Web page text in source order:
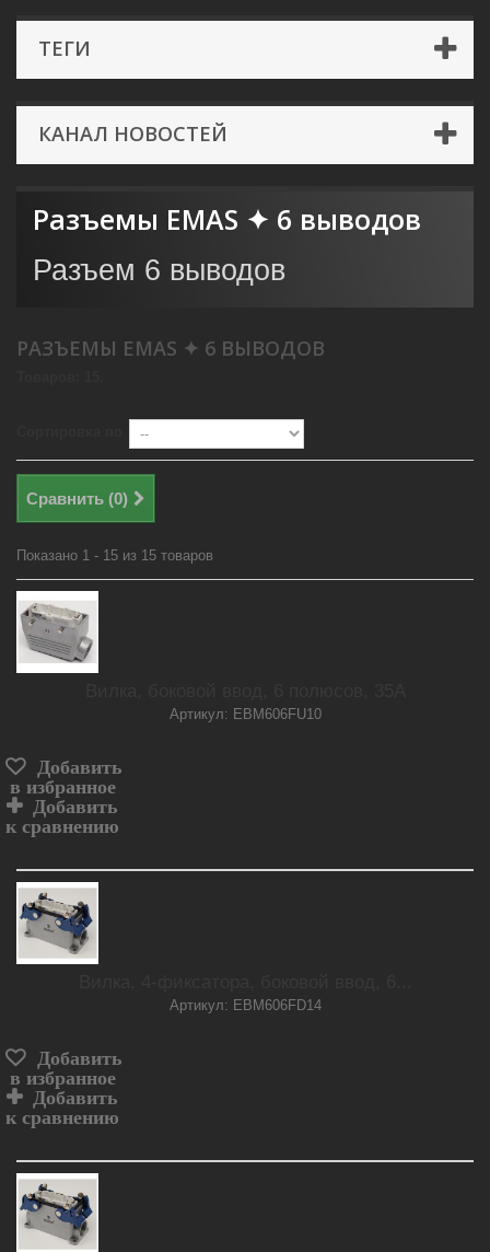
ТЕГИ
КАНАЛ НОВОСТЕЙ
Разъемы EMAS ✦ 6 выводов
Разъем 6 выводов
РАЗЪЕМЫ EMAS ✦ 6 ВЫВОДОВ
Сравнить (0)
Показано 1 - 15 из 15 товаров
Артикул: EBM606FU10
Добавить
в избранное
Добавить
к сравнению
Артикул: EBM606FD14
Добавить
в избранное
Добавить
к сравнению